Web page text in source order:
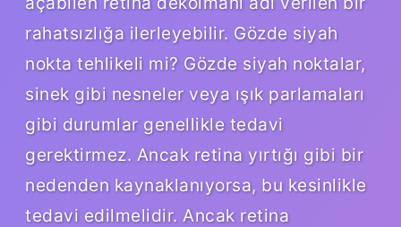
rahatsızlığa ilerleyebilir. Gözde siyah
nokta tehlikeli mi? Gözde siyah noktalar,
sinek gibi nesneler veya ışık parlamaları
gibi durumlar genellikle tedavi
gerektirmez. Ancak retina yırtığı gibi bir
nedenden kaynaklanıyorsa, bu kesinlikle
tedavi edilmelidir. Ancak retina